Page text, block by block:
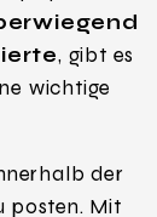
, gibt es
wichtige
der
posten. Mit